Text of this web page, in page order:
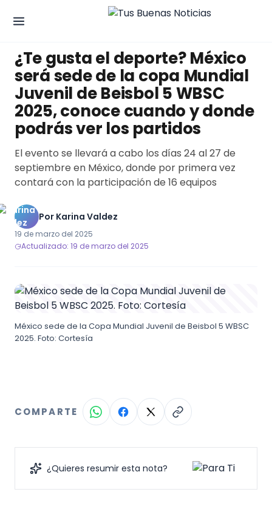
¿Te gusta el deporte? México
será sede de la copa Mundial
Juvenil de Beisbol 5 WBSC
2025, conoce cuando y donde
podrás ver los partidos
El evento se llevará a cabo los días 24 al 27 de
septiembre en México, donde por primera vez
contará con la participación de 16 equipos
Por Karina Valdez
19 de marzo del 2025
Actualizado: 19 de marzo del 2025
México sede de la Copa Mundial Juvenil de Beisbol 5 WBSC
2025. Foto: Cortesía
COMPARTE
¿Quieres resumir esta nota?